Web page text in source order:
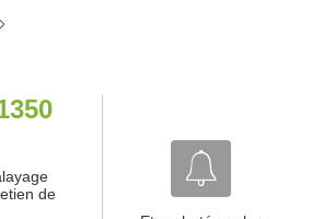
de